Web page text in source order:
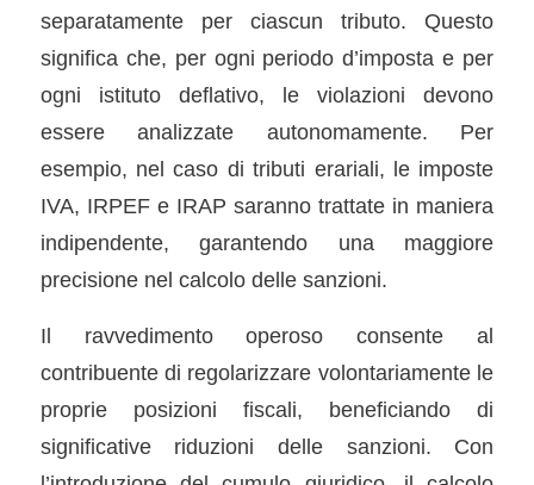
separatamente per ciascun tributo. Questo
significa che, per ogni periodo d’imposta e per
ogni istituto deflativo, le violazioni devono
essere analizzate autonomamente. Per
esempio, nel caso di tributi erariali, le imposte
IVA, IRPEF e IRAP saranno trattate in maniera
indipendente, garantendo una maggiore
precisione nel calcolo delle sanzioni.
Il ravvedimento operoso consente al
contribuente di regolarizzare volontariamente le
proprie posizioni fiscali, beneficiando di
significative riduzioni delle sanzioni. Con